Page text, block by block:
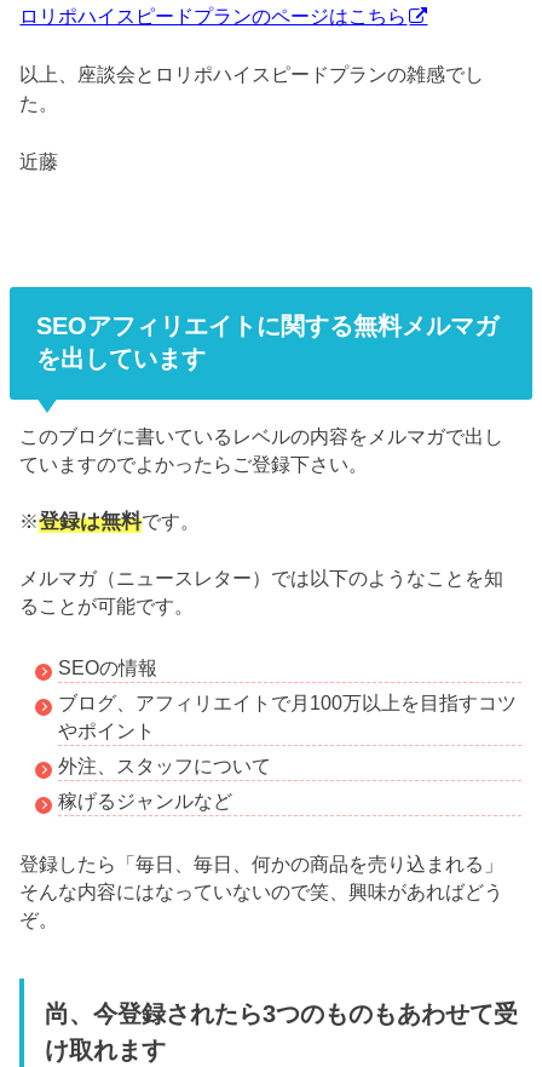
ロリポハイスピードプランのページはこちら
以上、座談会とロリポハイスピードプランの雑感でし
た。
近藤
SEOアフィリエイトに関する無料メルマガ
を出しています
このブログに書いているレベルの内容をメルマガで出し
ていますのでよかったらご登録下さい。
※登録は無料です。
メルマガ（ニュースレター）では以下のようなことを知
ることが可能です。
SEOの情報
ブログ、アフィリエイトで月100万以上を目指すコツ
やポイント
外注、スタッフについて
稼げるジャンルなど
登録したら「毎日、毎日、何かの商品を売り込まれる」
そんな内容にはなっていないので笑、興味があればどう
ぞ。
尚、今登録されたら3つのものもあわせて受
け取れます